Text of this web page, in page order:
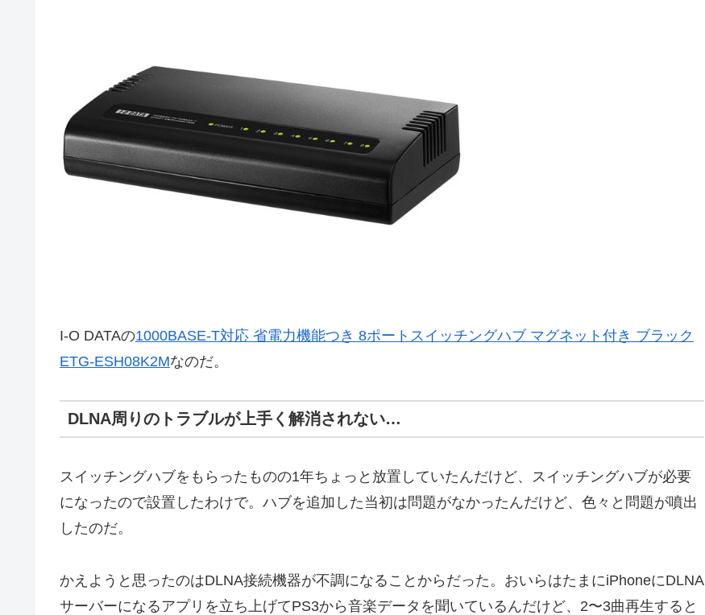
I-O DATAの1000BASE-T対応 省電力機能つき 8ポートスイッチングハブ マグネット付き ブラック
ETG-ESH08K2Mなのだ。
DLNA周りのトラブルが上手く解消されない…
スイッチングハブをもらったものの1年ちょっと放置していたんだけど、スイッチングハブが必要
になったので設置したわけで。ハブを追加した当初は問題がなかったんだけど、色々と問題が噴出
したのだ。
かえようと思ったのはDLNA接続機器が不調になることからだった。おいらはたまにiPhoneにDLNA
サーバーになるアプリを立ち上げてPS3から音楽データを聞いているんだけど、2〜3曲再生すると